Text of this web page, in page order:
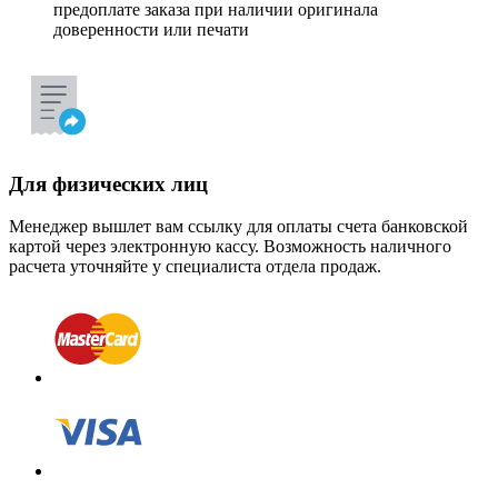
предоплате заказа при наличии оригинала
доверенности или печати
Для физических лиц
Менеджер вышлет вам ссылку для оплаты счета банковской
картой через электронную кассу. Возможность наличного
расчета уточняйте у специалиста отдела продаж.